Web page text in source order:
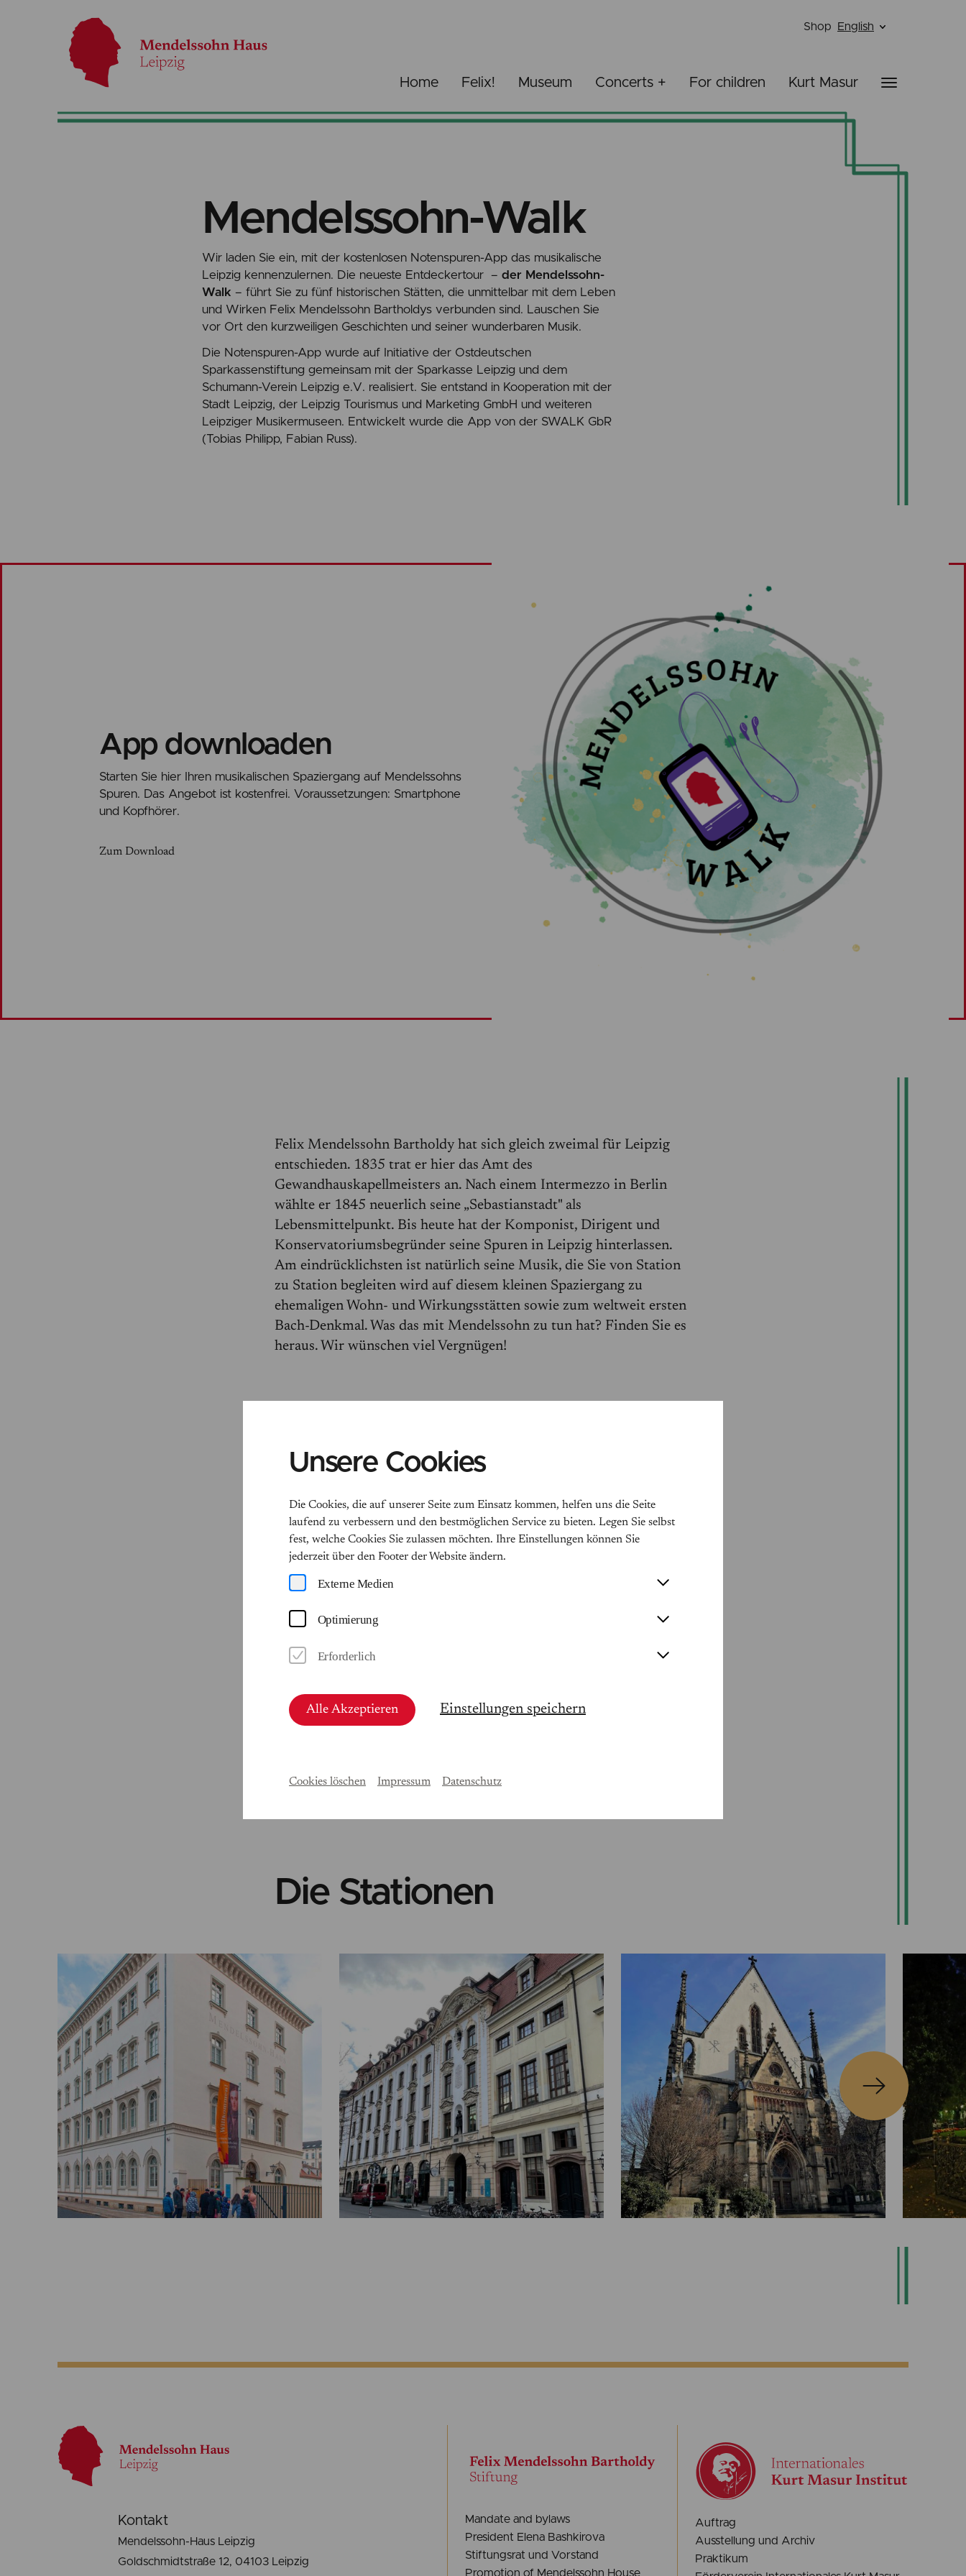
Home Felix! Museum Concerts + For children Kurt Masur
Shop English
Mendelssohn-Walk
Wir laden Sie ein, mit der kostenlosen Notenspuren-App das musikalische
Leipzig kennenzulernen. Die neueste Entdeckertour –der Mendelssohn-
Walk– führt Sie zu fünf historischen Stätten, die unmittelbar mit dem Leben
und Wirken Felix Mendelssohn Bartholdys verbunden sind. Lauschen Sie
vor Ort den kurzweiligen Geschichten und seiner wunderbaren Musik.
Die Notenspuren-App wurde auf Initiative der Ostdeutschen
Sparkassenstiftung gemeinsam mit der Sparkasse Leipzig und dem
Schumann-Verein Leipzig e.V. realisiert. Sie entstand in Kooperation mit der
Stadt Leipzig, der Leipzig Tourismus und Marketing GmbH und weiteren
Leipziger Musikermuseen. Entwickelt wurde die App von der SWALK GbR
(Tobias Philipp, Fabian Russ).
App downloaden
Starten Sie hier Ihren musikalischen Spaziergang auf Mendelssohns
Spuren. Das Angebot ist kostenfrei. Voraussetzungen: Smartphone
und Kopfhörer.
Zum Download
Felix Mendelssohn Bartholdy hat sich gleich zweimal für Leipzig
entschieden. 1835 trat er hier das Amt des
Gewandhauskapellmeisters an. Nach einem Intermezzo in Berlin
wählte er 1845 neuerlich seine „Sebastianstadt" als
Lebensmittelpunkt. Bis heute hat der Komponist, Dirigent und
Konservatoriumsbegründer seine Spuren in Leipzig hinterlassen.
Am eindrücklichsten ist natürlich seine Musik, die Sie von Station
zu Station begleiten wird auf diesem kleinen Spaziergang zu
ehemaligen Wohn- und Wirkungsstätten sowie zum weltweit ersten
Bach-Denkmal. Was das mit Mendelssohn zu tun hat? Finden Sie es
heraus. Wir wünschen viel Vergnügen!
Die Stationen
Kontakt
Mendelssohn-Haus Leipzig
Goldschmidtstraße 12, 04103 Leipzig
Mandate and bylaws
President Elena Bashkirova
Stiftungsrat und Vorstand
Promotion of Mendelssohn House
Auftrag
Ausstellung und Archiv
Praktikum
Unsere Cookies
Die Cookies, die auf unserer Seite zum Einsatz kommen, helfen uns die Seite
laufend zu verbessern und den bestmöglichen Service zu bieten. Legen Sie selbst
fest, welche Cookies Sie zulassen möchten. Ihre Einstellungen können Sie
jederzeit über den Footer der Website ändern.
Externe Medien
Optimierung
Erforderlich
Alle Akzeptieren Einstellungen speichern
Cookies löschen Impressum Datenschutz